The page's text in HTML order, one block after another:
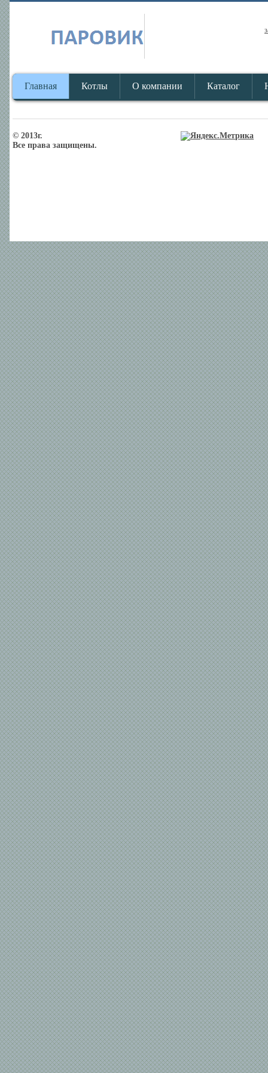
Главная Котлы О компании Каталог
© 2013г.
Все права защищены.